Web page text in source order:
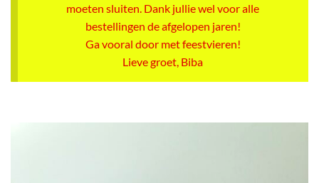
moeten sluiten. Dank jullie wel voor alle
bestellingen de afgelopen jaren!
Ga vooral door met feestvieren!
Lieve groet, Biba